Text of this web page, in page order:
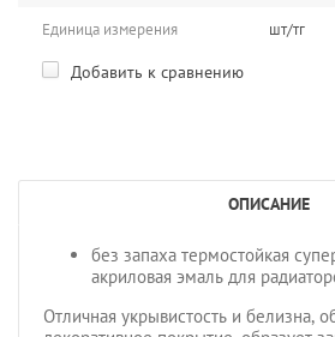
Единица измерения
шт/тг
Добавить к сравнению
ОПИСАНИЕ
без запаха термостойкая
акриловая эмаль для
Отличная укрывистость и белизна,